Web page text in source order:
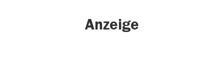
Anzeige